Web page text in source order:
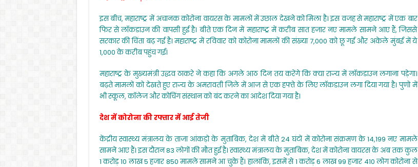
k
इस बीच, महाराष्ट्र में अचानक कोरोना वायरस के मामलों में उछाल देखने को मिला है। इस वजह से महाराष्ट्र में एक बार
फिर से लॉकडाउन की वापसी हुई है। बीते एक दिन में महाराष्ट्र में करीब सात हजार नए मामले सामने आए हैं, जिससे
सरकार की चिंता बढ़ गई है। महाराष्ट्र में रविवार को कोरोना मामलों की संख्या 7,000 को छू गई और अकेले मुंबई में ये
1,000 के करीब पहुंच गई।
महाराष्ट्र के मुख्यमंत्री उद्धव ठाकरे ने कहा कि अगले आठ दिन तय करेंगे कि क्या राज्य में लॉकडाउन लगाना पड़ेगा।
बढ़ते मामलों को देखते हुए राज्य के अमरावती जिले में आज से एक हफ्ते के लिए लॉकडाउन लगा दिया गया है। पुणो में
भी स्कूल, कॉलेज और कोचिंग संस्थान को बंद करने का आदेश दिया गया है।
देश में कोरोना की रफ्तार में आई तेजी
केंद्रीय स्वास्थ्य मंत्रालय के ताजा आंकड़ो के मुताबिक, देश में बीते 24 घंटों में कोरोना संक्रमण के 14,199 नए मामले
सामने आए हैं। इस दौरान 83 लोगों की मौत हुई है। स्वास्थ्य मंत्रालय के मुताबिक, देश में कोरोना वायरस के अब तक कुल
1 करोड़ 10 लाख 5 हजार 850 मामले सामने आ चुके हैं। हालांकि, इसमें से 1 करोड़ 6 लाख 99 हजार 410 लोग कोरोना से